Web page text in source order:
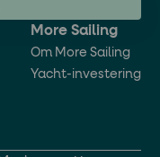
More Sailing
Om More Sailing
Yacht-investering